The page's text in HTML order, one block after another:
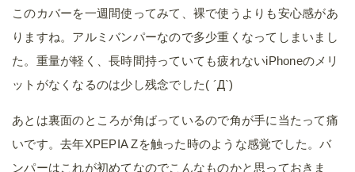
このカバーを一週間使ってみて、裸で使うよりも安心感があ
りますね。アルミバンパーなので多少重くなってしまいまし
た。重量が軽く、長時間持っていても疲れないiPhoneのメリ
ットがなくなるのは少し残念でした( ´Д`)
あとは裏面のところが角ばっているので角が手に当たって痛
いです。去年XPEPIA Zを触った時のような感覚でした。バ
ンパーはこれが初めてなのでこんなものかと思っておきま